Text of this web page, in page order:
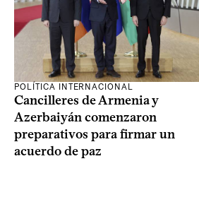
POLÍTICA INTERNACIONAL
Cancilleres de Armenia y
Azerbaiyán comenzaron
preparativos para firmar un
acuerdo de paz